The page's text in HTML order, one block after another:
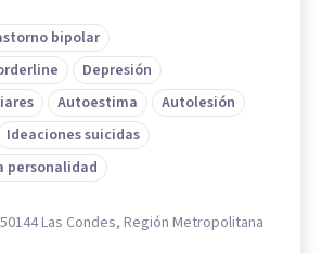
bipolar
Depresión
Autoestima
Autolesión
Ideaciones suicidas
personalidad
Las Condes, Región Metropolitana